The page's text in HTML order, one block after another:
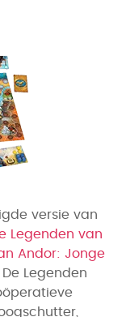
versie van
Legenden van
Andor: Jonge
Legenden